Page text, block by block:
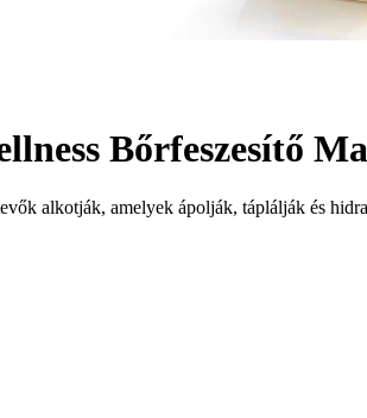
Bőrfeszesítő
alkotják, amelyek ápolják, táplálják és